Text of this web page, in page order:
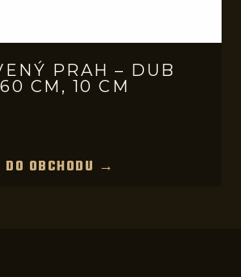
PRAH – DUB
CM, 10 CM
DO OBCHODU →